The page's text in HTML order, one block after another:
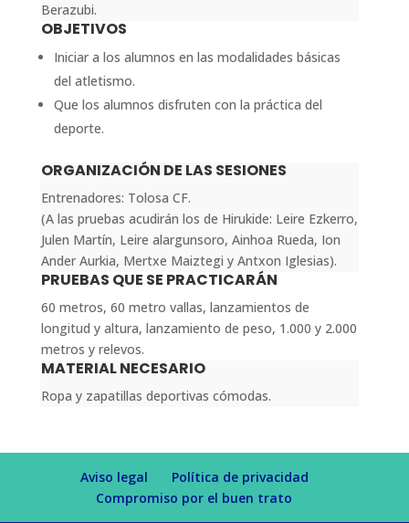
Berazubi.
OBJETIVOS
Iniciar a los alumnos en las modalidades básicas
del atletismo.
Que los alumnos disfruten con la práctica del
deporte.
ORGANIZACIÓN DE LAS SESIONES
Entrenadores: Tolosa CF.
(A las pruebas acudirán los de Hirukide: Leire Ezkerro,
Julen Martín, Leire alargunsoro, Ainhoa Rueda, Ion
Ander Aurkia, Mertxe Maiztegi y Antxon Iglesias).
PRUEBAS QUE SE PRACTICARÁN
60 metros, 60 metro vallas, lanzamientos de
longitud y altura, lanzamiento de peso, 1.000 y 2.000
metros y relevos.
MATERIAL NECESARIO
Ropa y zapatillas deportivas cómodas.
Aviso legal
Política de privacidad
Compromiso por el buen trato